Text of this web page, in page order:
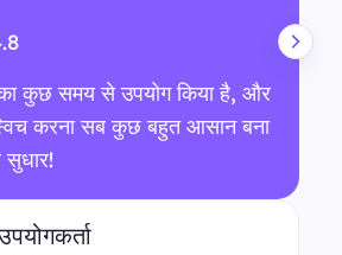
कुछ समय से उपयोग किया है, और
करना सब कुछ बहुत आसान बना
सुधार!